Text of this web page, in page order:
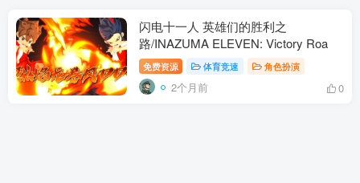
闪电十一人 英雄们的胜利之
路/INAZUMA ELEVEN: Victory Roa
免费资源 体育竞速 角色扮演
2个月前 0